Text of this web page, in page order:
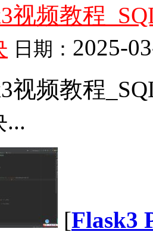
视频教程
日期： 2025-
视频教程
...
[Flask3